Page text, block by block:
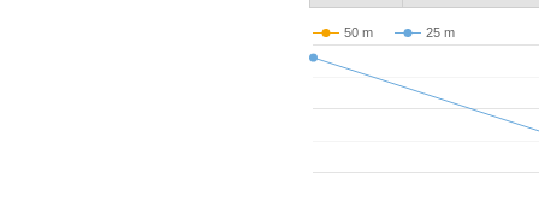
50 m 25 m